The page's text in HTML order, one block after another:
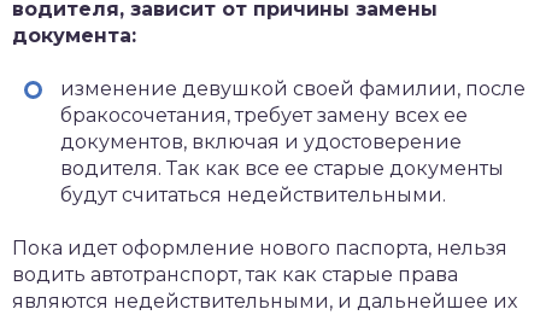
водителя, зависит от причины замены
документа:
изменение девушкой своей фамилии, после
бракосочетания, требует замену всех ее
документов, включая и удостоверение
водителя. Так как все ее старые документы
будут считаться недействительными.
Пока идет оформление нового паспорта, нельзя
водить автотранспорт, так как старые права
являются недействительными, и дальнейшее их